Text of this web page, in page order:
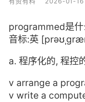
programmed是什
音标:英
a. 程序化的, 程控
v arrange a
v write a